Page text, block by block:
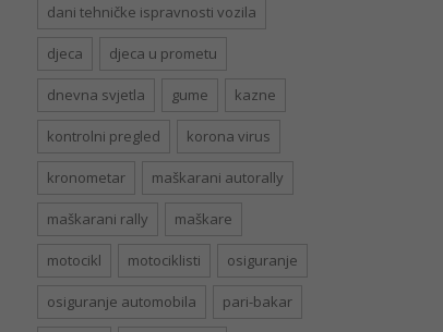
dani tehničke ispravnosti vozila
djeca djeca u prometu
dnevna svjetla gume kazne
kontrolni pregled korona virus
kronometar maškarani autorally
maškarani rally maškare
motocikl motociklisti osiguranje
osiguranje automobila pari-bakar